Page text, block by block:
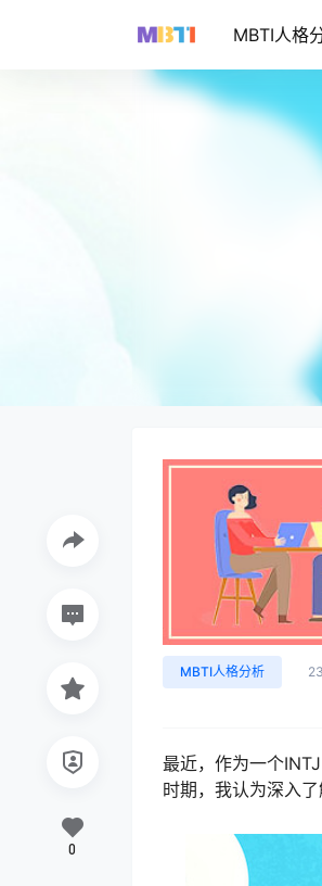
MBTI人格
MBTI人格分析
最近，作为一个
时期，我认为深入
0